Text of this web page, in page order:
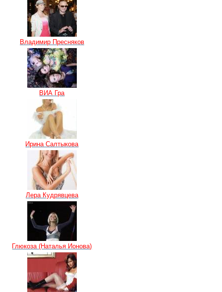
Владимир Пресняков
ВИА Гра
Ирина Салтыкова
Лера Кудрявцева
Глюкоза (Наталья Ионова)